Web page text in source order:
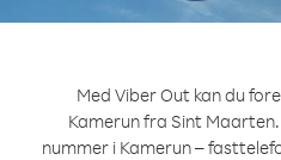
Med Viber Out kan du
Kamerun fra Sint Maarten.
nummer i Kamerun –